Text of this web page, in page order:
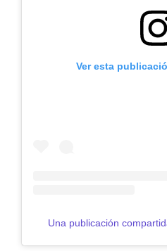
Ver esta
Una publicación